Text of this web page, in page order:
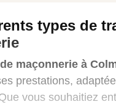
cette étape
de rénovation à
un
à utiliser. Grâce
types de
maçonnerie à
prestations,
vous souhaitiez